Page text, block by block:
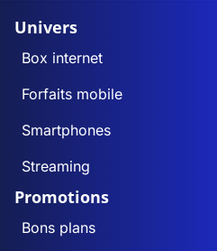
Univers
Box internet
Forfaits mobile
Smartphones
Streaming
Promotions
Bons plans